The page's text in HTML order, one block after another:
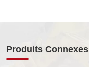
Produits Connexes